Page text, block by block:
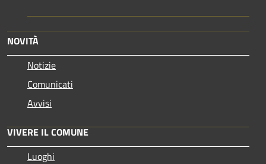
NOVITÀ
Notizie
Comunicati
Avvisi
VIVERE IL COMUNE
Luoghi